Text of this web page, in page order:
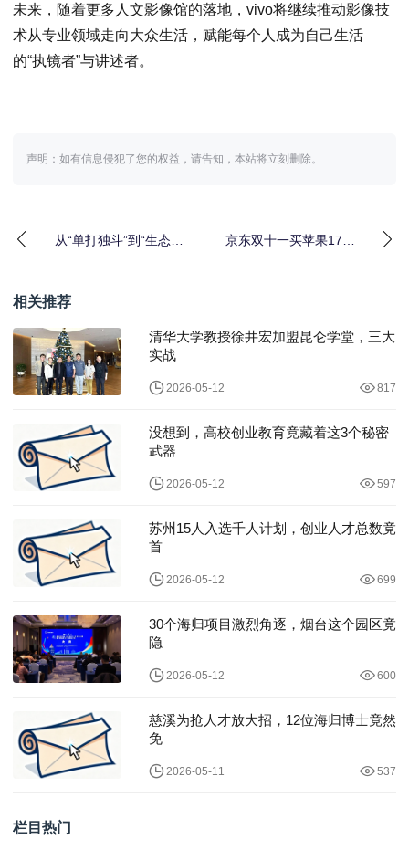
未来，随着更多人文影像馆的落地，vivo将继续推动影像技
术从专业领域走向大众生活，赋能每个人成为自己生活
的“执镜者”与讲述者。
声明：如有信息侵犯了您的权益，请告知，本站将立刻删除。
从“单打独斗”到“生态共
京东双十一买苹果17最
相关推荐
清华大学教授徐井宏加盟昆仑学堂，三大
实战
2026-05-12 817
没想到，高校创业教育竟藏着这3个秘密
武器
2026-05-12 597
苏州15人入选千人计划，创业人才总数竟
首
2026-05-12 699
30个海归项目激烈角逐，烟台这个园区竟
隐
2026-05-12 600
慈溪为抢人才放大招，12位海归博士竟然
免
2026-05-11 537
栏目热门